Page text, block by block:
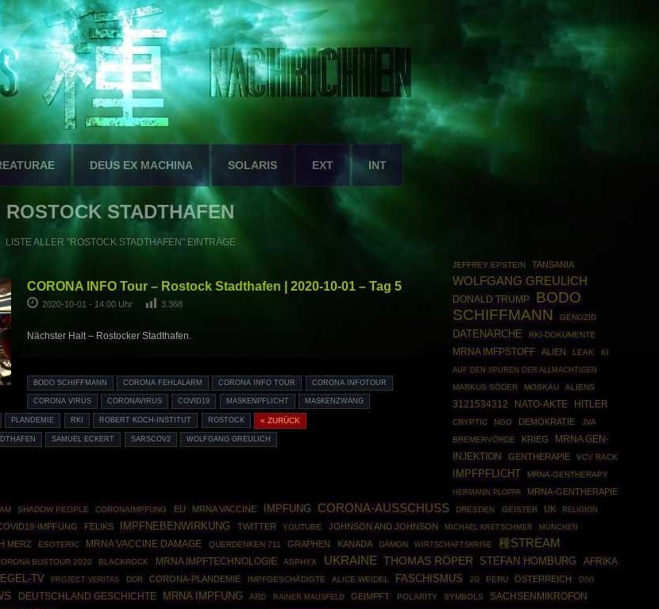
DEUS EX MACHINA SOLARIS EXT INT
ROSTOCK STADTHAFEN
LISTE ALLER "ROSTOCK STADTHAFEN" EINTRÄGE
CORONA INFO Tour – Rostock Stadthafen | 2020-10-01 – Tag 5
2020-10-01 - 14:00 Uhr 3.368
Nächster Halt – Rostocker Stadthafen.
BODO SCHIFFMANN CORONA FEHLALARM CORONA INFO TOUR CORONA INFOTOUR
CORONA VIRUS CORONAVIRUS COVID19 MASKENPFLICHT MASKENZWANG
PLANDEMIE RKI ROBERT KOCH-INSTITUT ROSTOCK « ZURÜCK
SAMUEL ECKERT SARSCOV2 WOLFGANG GREULICH
JEFFREY EPSTEIN TANSANIA
WOLFGANG GREULICH
DONALD TRUMP
BODO
SCHIFFMANN
GENOZID
DATENARCHE RKI-DOKUMENTE
MRNA IMFPSTOFF ALIEN LEAK KI
AUF DEN SPUREN DER ALLMÄCHTIGEN
MARKUS SÖDER MOSKAU ALIENS
3121534312 NATO-AKTE HITLER
CRYPTIC NGO DEMOKRATIE
JVA
BREMERVÖRDE
KRIEG
MRNA GEN-
INJEKTION
GENTHERAPIE VCV RACK
IMPFPFLICHT
MRNA-GENTHERAPY
HERMANN PLOPPA
MRNA-GENTHERAPIE
SHADOW PEOPLE CORONAIMPFUNG EU MRNA VACCINE IMPFUNG CORONA-AUSSCHUSS DRESDEN GEISTER UK RELIGION
IMPFUNG FELIKS IMPFNEBENWIRKUNG TWITTER YOUTUBE JOHNSON AND JOHNSON MICHAEL KRETSCHMER MÜNCHEN
MERZ ESOTERIC MRNA VACCINE DAMAGE QUERDENKEN 711 GRAPHEN KANADA DÄMON WIRTSCHAFTSKRISE 種STREAM
BUSTOUR 2020 BLACKROCK MRNA IMPFTECHNOLOGIE ASPHYX UKRAINE THOMAS RÖPER STEFAN HOMBURG AFRIKA
TV PROJECT VERITAS DDR CORONA-PLANDEMIE IMPFGESCHÄDIGTE ALICE WEIDEL FASCHISMUS 2G PERU ÖSTERREICH DIVI
DEUTSCHLAND GESCHICHTE MRNA IMPFUNG ARD RAINER MAUSFELD GEIMPFT POLARITY SYMBOLS
SACHSENMIKROFON